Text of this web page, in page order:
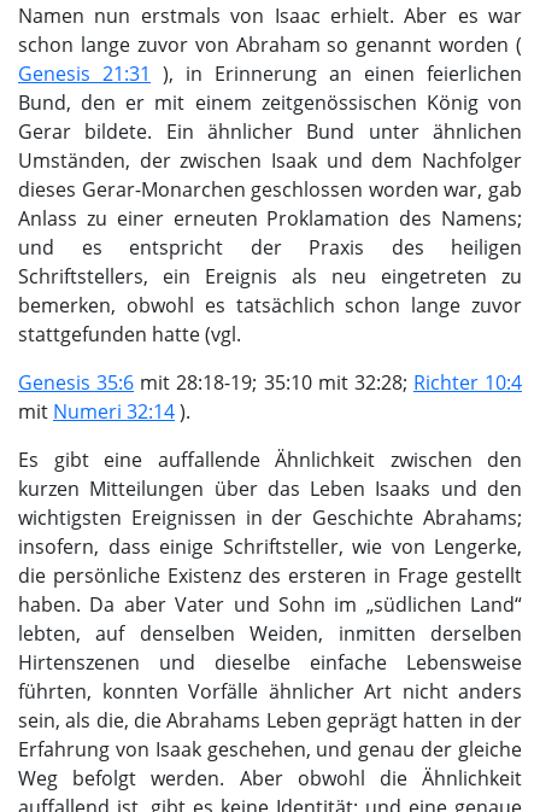
Namen nun erstmals von Isaac erhielt. Aber es war
schon lange zuvor von Abraham so genannt worden (
Genesis 21:31 ), in Erinnerung an einen feierlichen
Bund, den er mit einem zeitgenössischen König von
Gerar bildete. Ein ähnlicher Bund unter ähnlichen
Umständen, der zwischen Isaak und dem Nachfolger
dieses Gerar-Monarchen geschlossen worden war, gab
Anlass zu einer erneuten Proklamation des Namens;
und es entspricht der Praxis des heiligen
Schriftstellers, ein Ereignis als neu eingetreten zu
bemerken, obwohl es tatsächlich schon lange zuvor
stattgefunden hatte (vgl.
Genesis 35:6 mit 28:18-19; 35:10 mit 32:28; Richter 10:4
mit Numeri 32:14).
Es gibt eine auffallende Ähnlichkeit zwischen den
kurzen Mitteilungen über das Leben Isaaks und den
wichtigsten Ereignissen in der Geschichte Abrahams;
insofern, dass einige Schriftsteller, wie von Lengerke,
die persönliche Existenz des ersteren in Frage gestellt
haben. Da aber Vater und Sohn im „südlichen Land“
lebten, auf denselben Weiden, inmitten derselben
Hirtenszenen und dieselbe einfache Lebensweise
führten, konnten Vorfälle ähnlicher Art nicht anders
sein, als die, die Abrahams Leben geprägt hatten in der
Erfahrung von Isaak geschehen, und genau der gleiche
Weg befolgt werden. Aber obwohl die Ähnlichkeit